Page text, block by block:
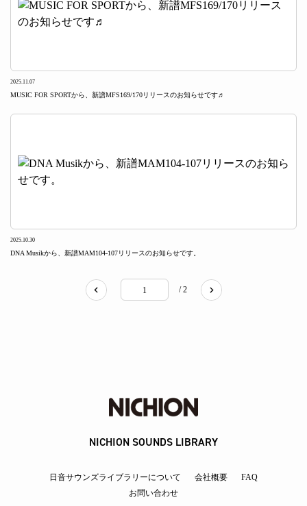
2025.11.07
MUSIC FOR SPORTから、新譜MFS169/170リリースのお知らせです♬
2025.10.30
DNA Musikから、新譜MAM104-107リリースのお知らせです。
/ 2
NICHION SOUNDS LIBRARY
日音サウンズライブラリーについて 会社概要
FAQ
お問い合わせ